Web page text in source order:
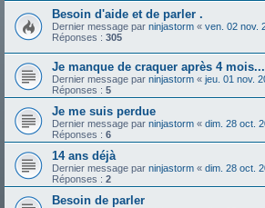
Besoin d'aide et de parler .
Dernier message par ninjastorm « ven. 02 nov.
Réponses : 305
Je manque de craquer après 4 mois...
Dernier message par ninjastorm « jeu. 01 nov.
Réponses : 5
Je me suis perdue
Dernier message par ninjastorm « dim. 28 oct.
Réponses : 6
14 ans déjà
Dernier message par ninjastorm « dim. 28 oct.
Réponses : 2
Besoin de parler